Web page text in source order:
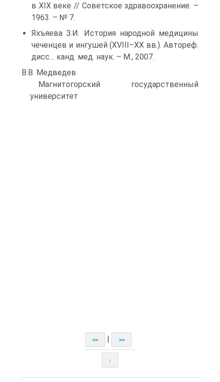
в XIX веке // Советское здравоохранение. –
1963. – № 7.
Яхъяева З.И. История народной медицины
чеченцев и ингушей (XVIII–XX вв.). Автореф.
дисс… канд. мед. наук. – М., 2007.
В.В. Медведев
Магнитогорский государственный
университет
<< >>
↑